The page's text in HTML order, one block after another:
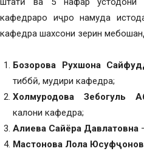
кафедраро иҷро намуда
кафедра шахсони зерин
Бозорова Рухшона
тиббӣ, мудири кафедра;
Холмуродова Зебогуль
калони кафедра;
Алиева Сайёра Давлатовна
Мастонова Лола Юсуфҷ